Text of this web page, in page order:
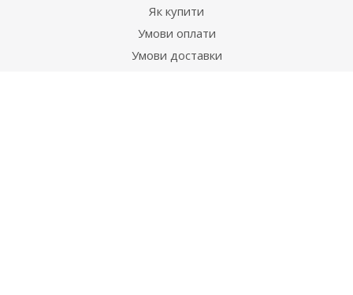
Як купити
Умови оплати
Умови доставки